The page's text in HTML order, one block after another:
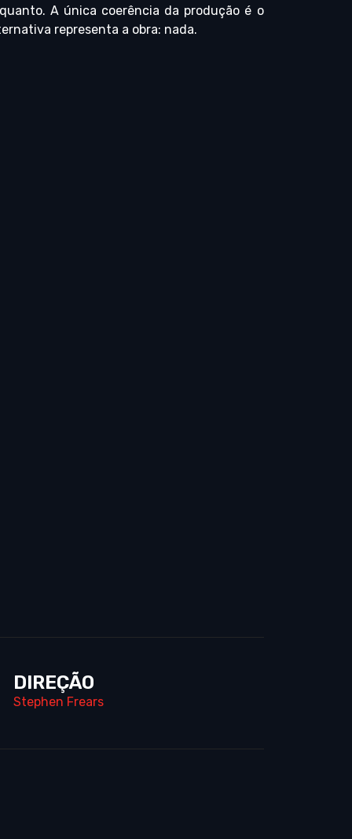
A única coerência da produção é o
representa a obra: nada.
DIREÇÃO
Stephen Frears